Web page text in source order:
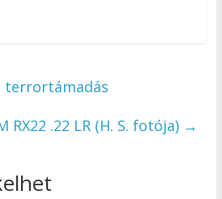
terrortámadás
RX22 .22 LR (H. S. fotója) →